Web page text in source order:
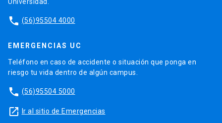
Universidad.
phone (56)95504 4000
EMERGENCIAS UC
Teléfono en caso de accidente o situación que ponga en
riesgo tu vida dentro de algún campus.
phone (56)95504 5000
launch Ir al sitio de Emergencias